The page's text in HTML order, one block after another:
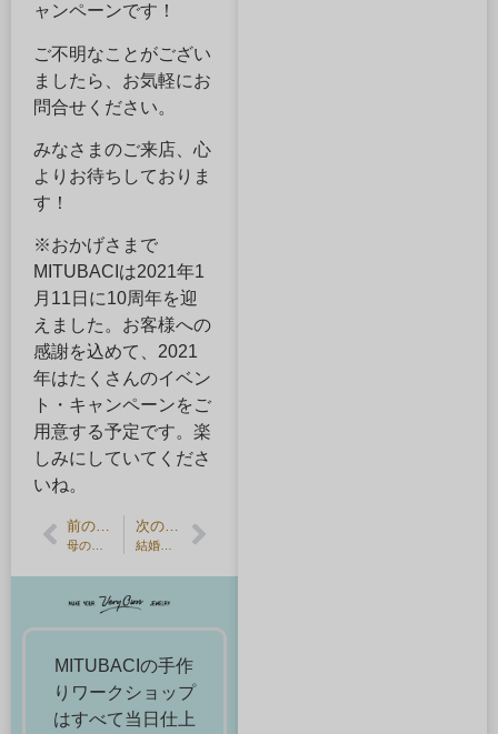
ャンペーンです！
ご不明なことがござい
ましたら、お気軽にお
問合せください。
みなさまのご来店、心
よりお待ちしておりま
す！
※おかげさまで
MITUBACIは2021年1
月11日に10周年を迎
えました。お客様への
感謝を込めて、2021
年はたくさんのイベン
ト・キャンペーンをご
用意する予定です。楽
しみにしていてくださ
いね。
MITUBACIの手作
りワークショップ
はすべて当日仕上